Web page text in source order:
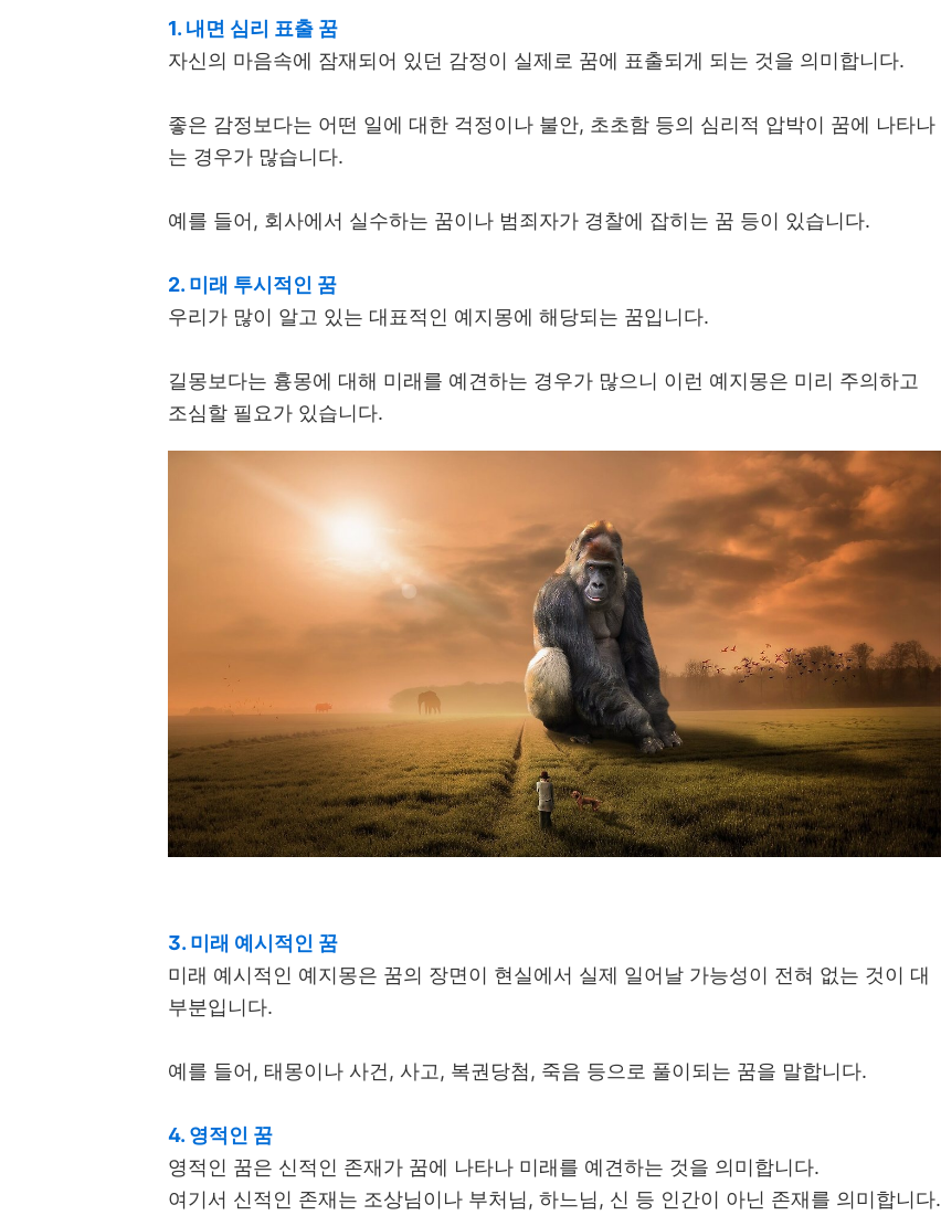
1. 내면 심리 표출 꿈
자신의 마음속에 잠재되어 있던 감정이 실제로 꿈에 표출되게 되는 것을 의미합니다.
좋은 감정보다는 어떤 일에 대한 걱정이나 불안, 초초함 등의 심리적 압박이 꿈에 나타나
는 경우가 많습니다.
예를 들어, 회사에서 실수하는 꿈이나 범죄자가 경찰에 잡히는 꿈 등이 있습니다.
2. 미래 투시적인 꿈
우리가 많이 알고 있는 대표적인 예지몽에 해당되는 꿈입니다.
길몽보다는 흉몽에 대해 미래를 예견하는 경우가 많으니 이런 예지몽은 미리 주의하고
조심할 필요가 있습니다.
3. 미래 예시적인 꿈
미래 예시적인 예지몽은 꿈의 장면이 현실에서 실제 일어날 가능성이 전혀 없는 것이 대
부분입니다.
예를 들어, 태몽이나 사건, 사고, 복권당첨, 죽음 등으로 풀이되는 꿈을 말합니다.
4. 영적인 꿈
영적인 꿈은 신적인 존재가 꿈에 나타나 미래를 예견하는 것을 의미합니다.
여기서 신적인 존재는 조상님이나 부처님, 하느님, 신 등 인간이 아닌 존재를 의미합니다.